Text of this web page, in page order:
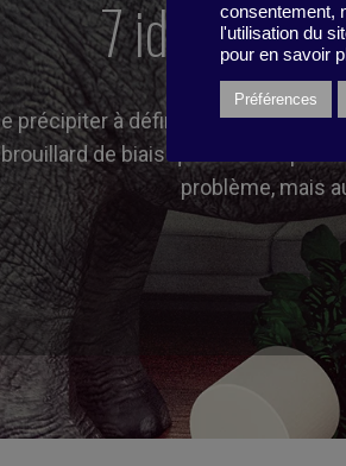
7 idées
précipiter à définir un problème
de biais qui viennent
problème, mais
consentement,
l'utilisation du
pour en savoir
Préférences